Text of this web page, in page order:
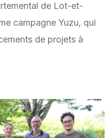
de Lot-et-
campagne Yuzu, qui
de projets à